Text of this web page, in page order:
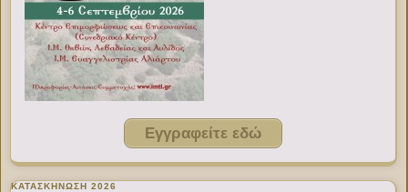
Εγγραφείτε εδώ
ΚΑΤΑΣΚΗΝΩΣΗ 2026